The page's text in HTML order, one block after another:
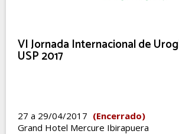
VI Jornada Internacional de
USP 2017
27 a 29/04/2017 (Encerrado)
Grand Hotel Mercure Ibirapuera